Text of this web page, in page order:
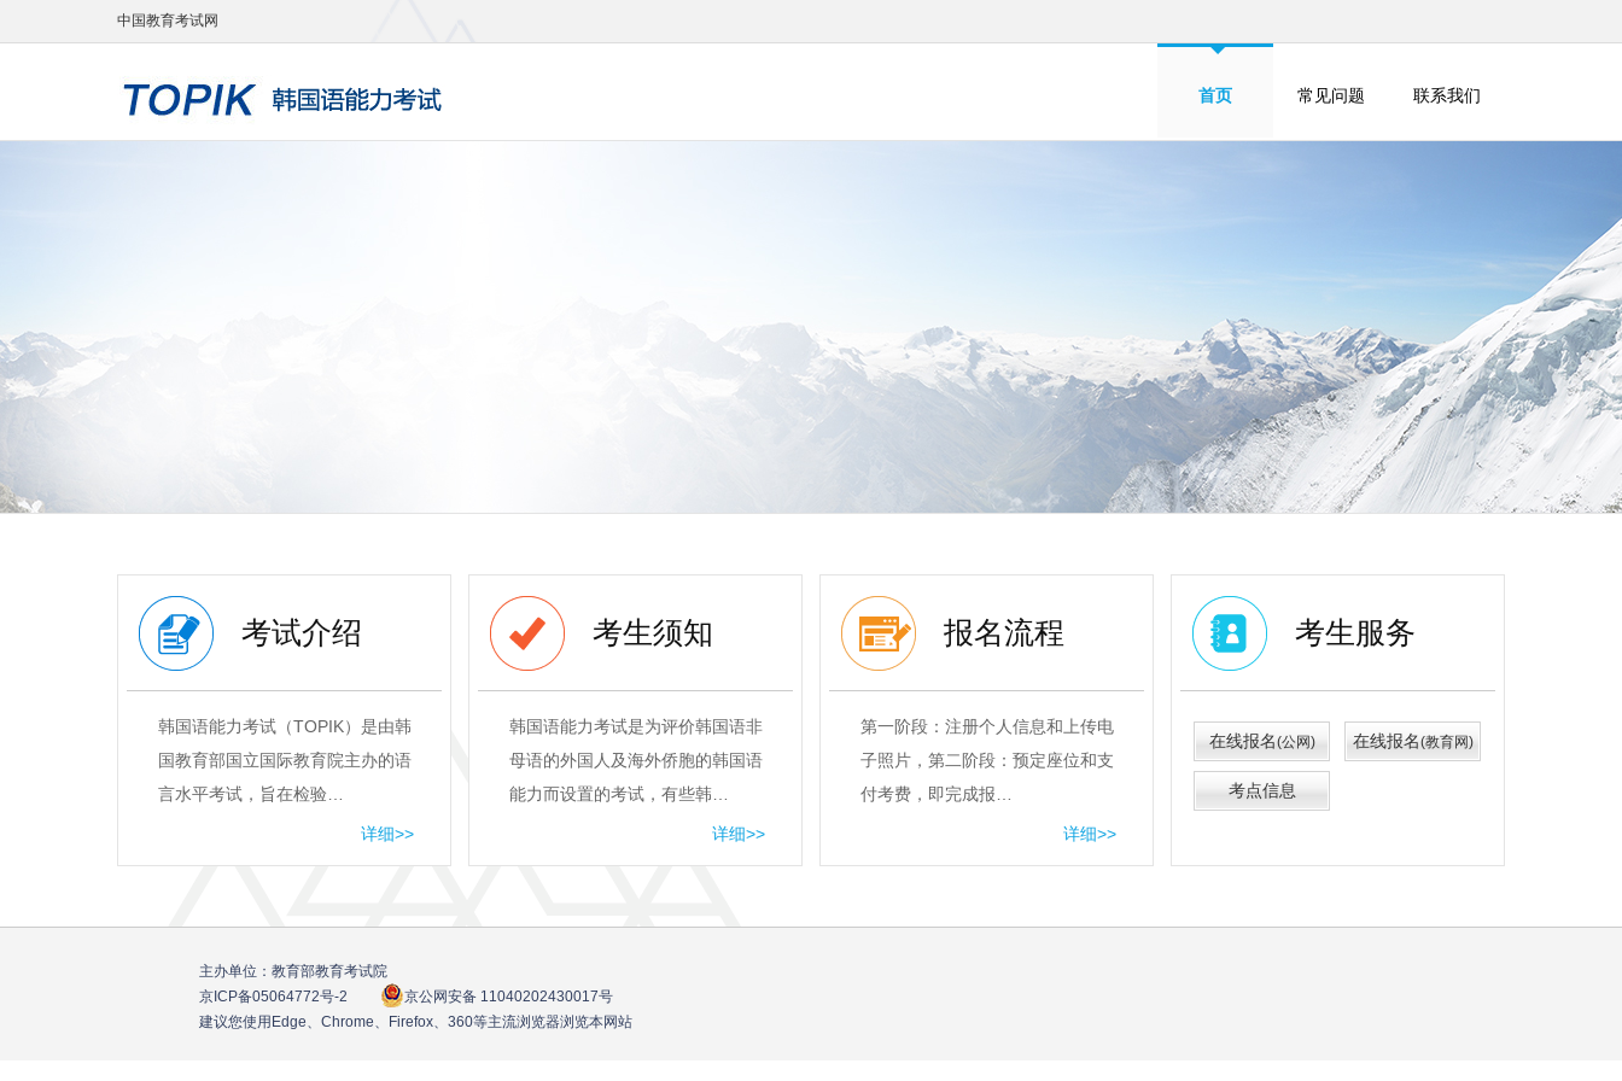
中国教育考试网
首页 常见问题 联系我们
考试介绍
韩国语能力考试（TOPIK）是由韩
国教育部国立国际教育院主办的语
言水平考试，旨在检验…
详细>>
考生须知
韩国语能力考试是为评价韩国语非
母语的外国人及海外侨胞的韩国语
能力而设置的考试，有些韩…
详细>>
报名流程
第一阶段：注册个人信息和上传电
子照片，第二阶段：预定座位和支
付考费，即完成报…
详细>>
考生服务
在线报名(公网) 在线报名(教育网)
考点信息
主办单位：教育部教育考试院
京ICP备05064772号-2
京公网安备 11040202430017号
建议您使用Edge、Chrome、Firefox、360等主流浏览器浏览本网站